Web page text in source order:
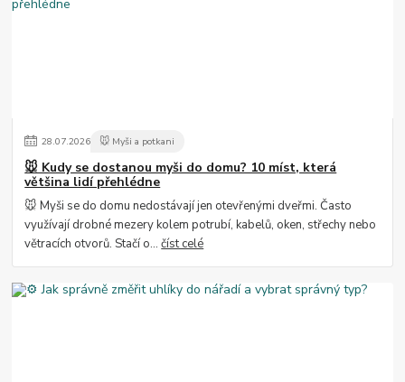
28.07.2026 🐭 Myši a potkani
🐭 Kudy se dostanou myši do domu? 10 míst, která
většina lidí přehlédne
🐭 Myši se do domu nedostávají jen otevřenými dveřmi. Často
využívají drobné mezery kolem potrubí, kabelů, oken, střechy nebo
větracích otvorů. Stačí o...číst celé